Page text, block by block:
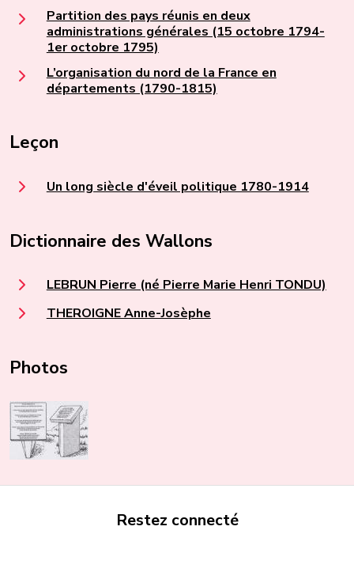
Partition des pays réunis en deux
administrations générales (15 octobre 1794-
1er octobre 1795)
L’organisation du nord de la France en
départements (1790-1815)
Leçon
Un long siècle d'éveil politique 1780-1914
Dictionnaire des Wallons
LEBRUN Pierre (né Pierre Marie Henri TONDU)
THEROIGNE Anne-Josèphe
Photos
Restez connecté